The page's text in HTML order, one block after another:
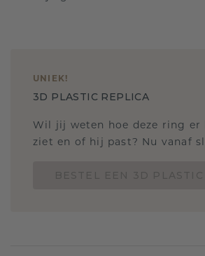
UNIEK!
3D PLASTIC REPLICA
Wil jij weten hoe deze ring
ziet en of hij past? Nu vanaf